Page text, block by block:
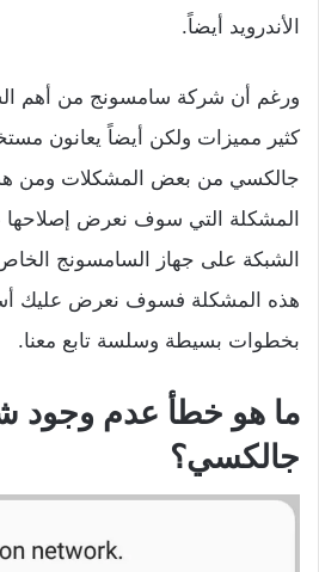
الأندرويد أيضاً.
ورغم أن شركة سامسونج من أهم
كثير مميزات ولكن أيضاً يعانون
جالكسي من بعض المشكلات ومن
المشكلة التي سوف نعرض
الشبكة على جهاز السامسونج
هذه المشكلة فسوف نعرض عليك
بخطوات بسيطة وسلسة تابع معنا.
ما هو خطأ عدم وجود
جالكسي؟